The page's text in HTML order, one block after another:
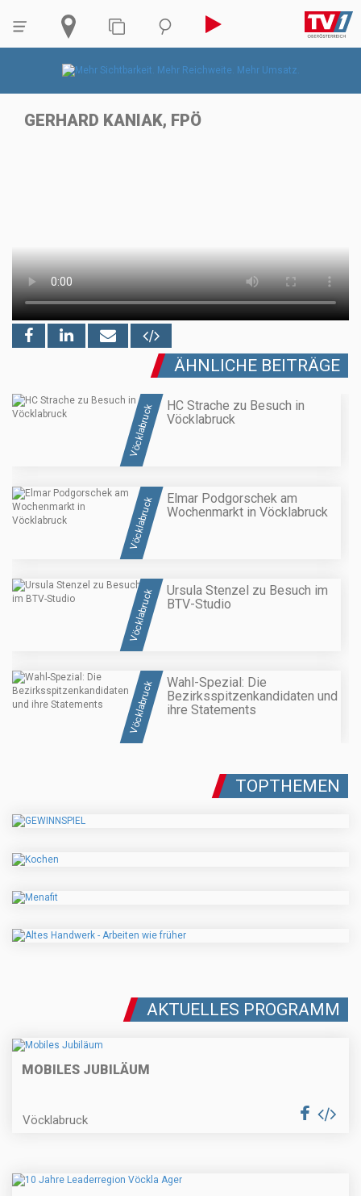
GERHARD KANIAK, FPÖ
ÄHNLICHE BEITRÄGE
Vöcklabruck
HC Strache zu Besuch in
Vöcklabruck
Vöcklabruck
Elmar Podgorschek am
Wochenmarkt in Vöcklabruck
Vöcklabruck
Ursula Stenzel zu Besuch im
BTV-Studio
Vöcklabruck
Wahl-Spezial: Die
Bezirksspitzenkandidaten und
ihre Statements
TOPTHEMEN
AKTUELLES PROGRAMM
MOBILES JUBILÄUM
Vöcklabruck